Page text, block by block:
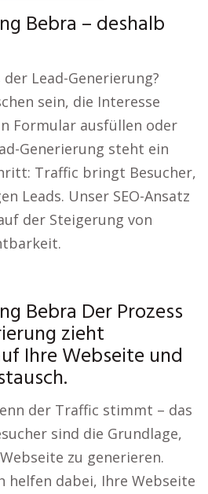
Bebra – deshalb
Lead-Generierung?
sein, die Interesse
Formular ausfüllen oder
Generierung steht ein
Traffic bringt Besucher,
Leads. Unser SEO-Ansatz
der Steigerung von
Bebra Der Prozess
zieht
Ihre Webseite und
der Traffic stimmt – das
sind die Grundlage,
zu generieren.
helfen dabei, Ihre Webseite